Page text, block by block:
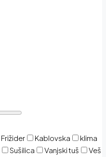
Frižider Kablovska
klima
Sušilica Vanjski tuš
Veš